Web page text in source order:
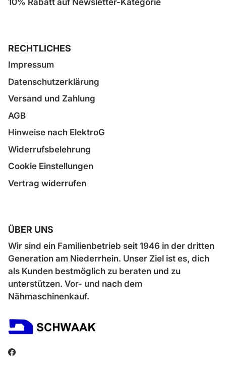
RECHTLICHES
Impressum
Datenschutzerklärung
Versand und Zahlung
AGB
Hinweise nach ElektroG
Widerrufsbelehrung
Cookie Einstellungen
Vertrag widerrufen
ÜBER UNS
Wir sind ein Familienbetrieb seit 1946 in der dritten
Generation am Niederrhein. Unser Ziel ist es, dich
als Kunden bestmöglich zu beraten und zu
unterstützen. Vor- und nach dem
Nähmaschinenkauf.
Facebook